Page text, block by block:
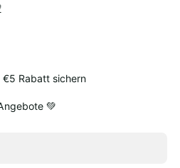
Rabatt sichern
💚